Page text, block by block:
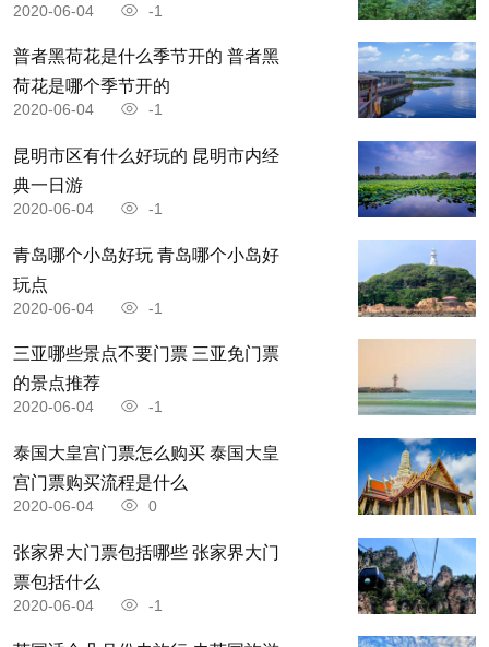
2020-06-04 -1
普者黑荷花是什么季节开的 普者黑
荷花是哪个季节开的
2020-06-04 -1
昆明市区有什么好玩的 昆明市内经
典一日游
2020-06-04 -1
青岛哪个小岛好玩 青岛哪个小岛好
玩点
2020-06-04 -1
三亚哪些景点不要门票 三亚免门票
的景点推荐
2020-06-04 -1
泰国大皇宫门票怎么购买 泰国大皇
宫门票购买流程是什么
2020-06-04 0
张家界大门票包括哪些 张家界大门
票包括什么
2020-06-04 -1